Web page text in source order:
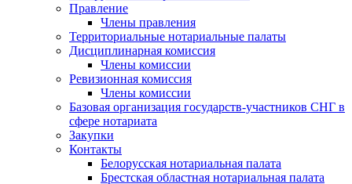
Правление
Члены правления
Территориальные нотариальные палаты
Дисциплинарная комиссия
Члены комиссии
Ревизионная комиссия
Члены комиссии
Базовая организация государств-участников СНГ в
сфере нотариата
Закупки
Контакты
Белорусская нотариальная палата
Брестская областная нотариальная палата